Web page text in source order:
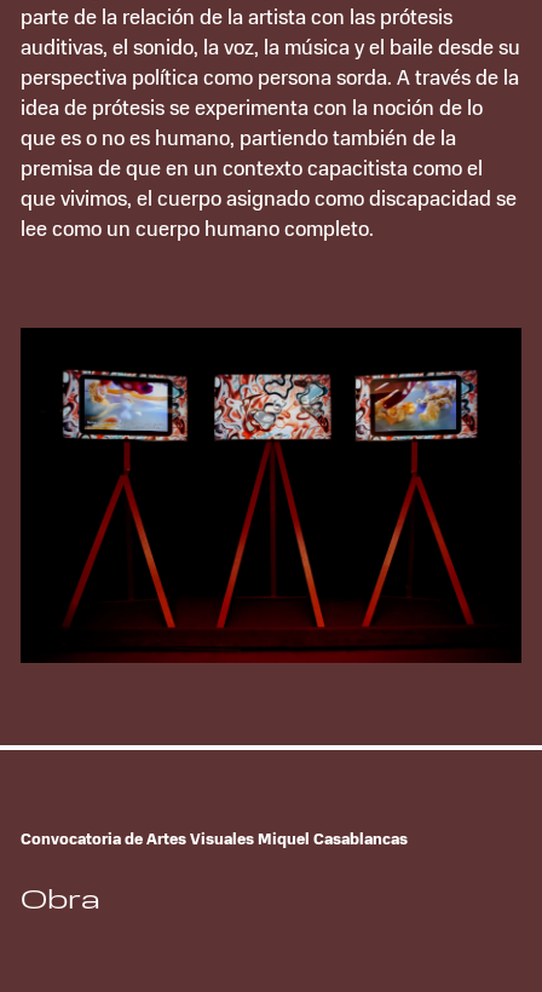
parte de la relación de la artista con las prótesis
auditivas, el sonido, la voz, la música y el baile desde su
perspectiva política como persona sorda. A través de la
idea de prótesis se experimenta con la noción de lo
que es o no es humano, partiendo también de la
premisa de que en un contexto capacitista como el
que vivimos, el cuerpo asignado como discapacidad se
lee como un cuerpo humano completo.
Convocatoria de Artes Visuales Miquel Casablancas
Obra